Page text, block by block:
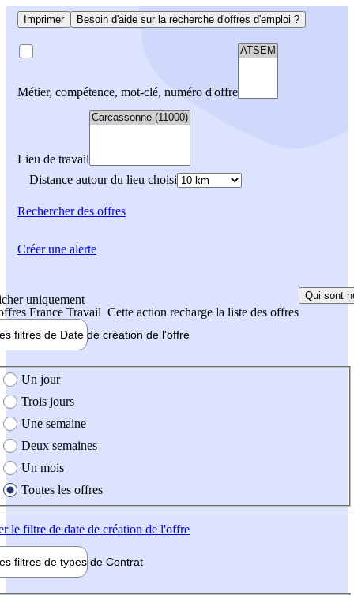
Imprimer Besoin d'aide sur la recherche d'offres d'emploi ?
Métier, compétence, mot-clé, numéro d'offre
Lieu de travail
Distance autour du lieu choisi
Rechercherdes offres
uniquement
France Travail Cette action recharge la liste des offres
Qui sont
filtres de Date de création de l'offre
création de l'offre
Un jour
Trois jours
Une semaine
Deux semaines
Un mois
Toutes les offres
le filtre de date de création de l'offre
filtres de types de Contrat
Créer une alerte